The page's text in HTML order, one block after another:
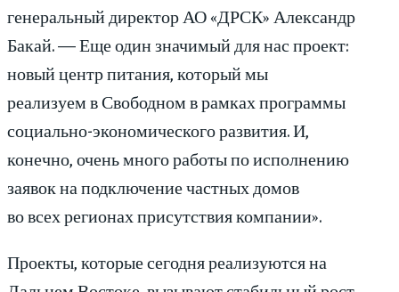
генеральный директор АО «ДРСК» Александр
Бакай. — Еще один значимый для нас проект:
новый центр питания, который мы
реализуем в Свободном в рамках программы
социально-экономического развития. И,
конечно, очень много работы по исполнению
заявок на подключение частных домов
во всех регионах присутствия компании».
Проекты, которые сегодня реализуются на